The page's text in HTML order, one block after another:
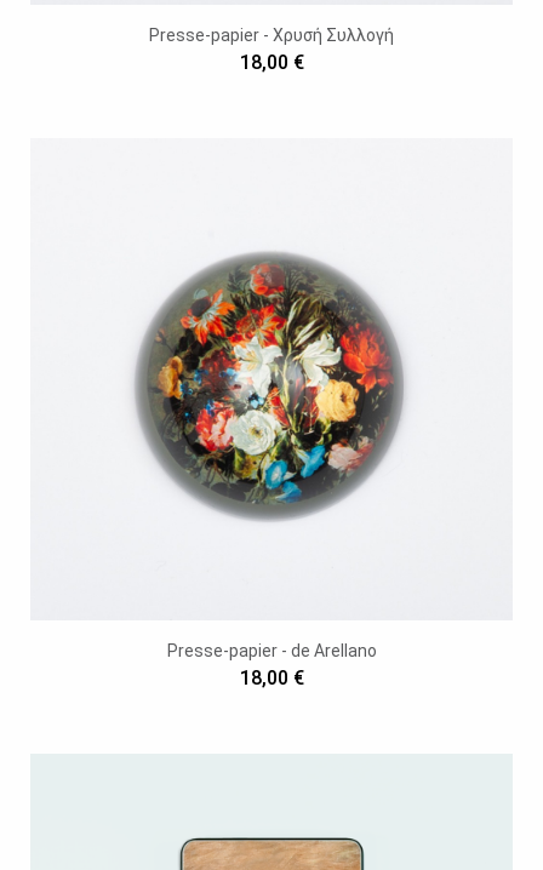
Presse-papier - Χρυσή Συλλογή
18,00 €
Presse-papier - de Arellano
18,00 €